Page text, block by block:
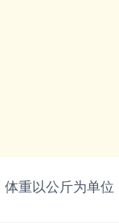
重以公斤为单